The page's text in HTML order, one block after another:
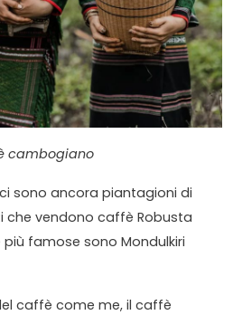
cambogiano
sono ancora piantagioni di
che vendono caffè Robusta
famose sono Mondulkiri
caffè come me, il caffè